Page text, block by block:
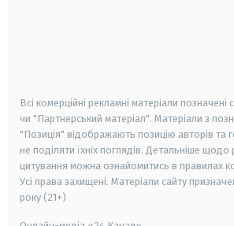
Всі комерційні рекламні матеріали
чи "Партнерський матеріал". Матеріали з
"Позиція" відображають позицію авторів та
не поділяти їхніх поглядів. Детальніше
цитування можна ознайомитись в правилах
Усі права захищені. Матеріали сайту
року (21+)